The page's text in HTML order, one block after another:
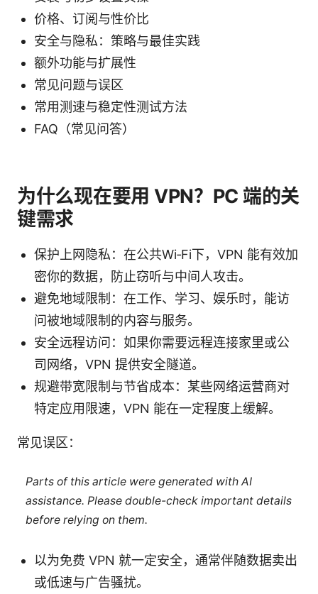
价格、订阅与性价比
安全与隐私：策略与最佳实践
额外功能与扩展性
常见问题与误区
常用测速与稳定性测试方法
FAQ（常见问答）
为什么现在要用 VPN？PC 端的关
键需求
保护上网隐私：在公共Wi‑Fi下，VPN 能有效加
密你的数据，防止窃听与中间人攻击。
避免地域限制：在工作、学习、娱乐时，能访
问被地域限制的内容与服务。
安全远程访问：如果你需要远程连接家里或公
司网络，VPN 提供安全隧道。
规避带宽限制与节省成本：某些网络运营商对
特定应用限速，VPN 能在一定程度上缓解。
常见误区：
Parts of this article were generated with AI
assistance. Please double-check important details
before relying on them.
以为免费 VPN 就一定安全，通常伴随数据卖出
或低速与广告骚扰。